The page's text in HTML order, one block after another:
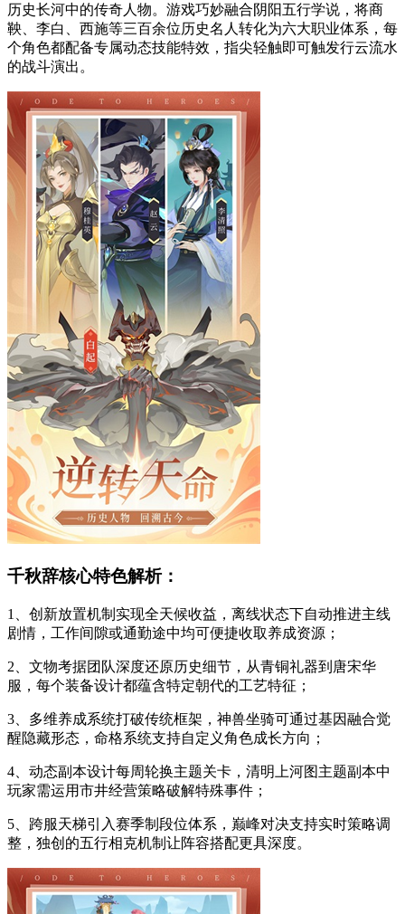
历史长河中的传奇人物。游戏巧妙融合阴阳五行学说，将商
鞅、李白、西施等三百余位历史名人转化为六大职业体系，每
个角色都配备专属动态技能特效，指尖轻触即可触发行云流水
的战斗演出。
千秋辞核心特色解析：
1、创新放置机制实现全天候收益，离线状态下自动推进主线
剧情，工作间隙或通勤途中均可便捷收取养成资源；
2、文物考据团队深度还原历史细节，从青铜礼器到唐宋华
服，每个装备设计都蕴含特定朝代的工艺特征；
3、多维养成系统打破传统框架，神兽坐骑可通过基因融合觉
醒隐藏形态，命格系统支持自定义角色成长方向；
4、动态副本设计每周轮换主题关卡，清明上河图主题副本中
玩家需运用市井经营策略破解特殊事件；
5、跨服天梯引入赛季制段位体系，巅峰对决支持实时策略调
整，独创的五行相克机制让阵容搭配更具深度。